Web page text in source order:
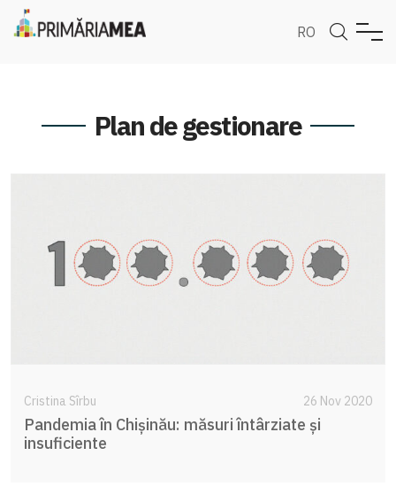
RO
Plan de gestionare
Cristina Sîrbu 26 Nov 2020
Pandemia în Chișinău: măsuri întârziate și
insuficiente